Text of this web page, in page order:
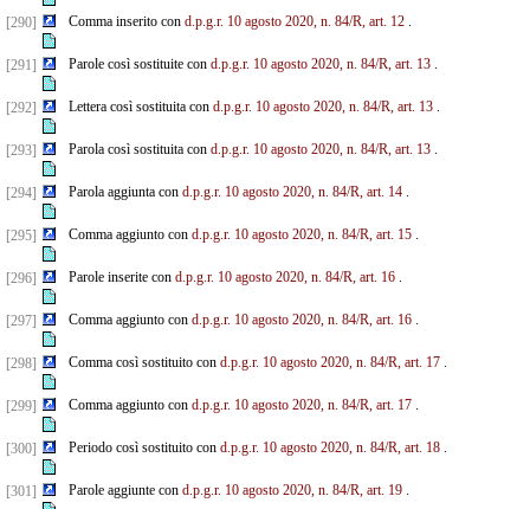
[290] Comma inserito con d.p.g.r. 10 agosto 2020, n. 84/R, art. 12.
[291] Parole così sostituite con d.p.g.r. 10 agosto 2020, n. 84/R, art. 13.
[292] Lettera così sostituita con d.p.g.r. 10 agosto 2020, n. 84/R, art. 13.
[293] Parola così sostituita con d.p.g.r. 10 agosto 2020, n. 84/R, art. 13.
[294] Parola aggiunta con d.p.g.r. 10 agosto 2020, n. 84/R, art. 14.
[295] Comma aggiunto con d.p.g.r. 10 agosto 2020, n. 84/R, art. 15.
[296] Parole inserite con d.p.g.r. 10 agosto 2020, n. 84/R, art. 16.
[297] Comma aggiunto con d.p.g.r. 10 agosto 2020, n. 84/R, art. 16.
[298] Comma così sostituito con d.p.g.r. 10 agosto 2020, n. 84/R, art. 17.
[299] Comma aggiunto con d.p.g.r. 10 agosto 2020, n. 84/R, art. 17.
[300] Periodo così sostituito con d.p.g.r. 10 agosto 2020, n. 84/R, art. 18.
[301] Parole aggiunte con d.p.g.r. 10 agosto 2020, n. 84/R, art. 19.